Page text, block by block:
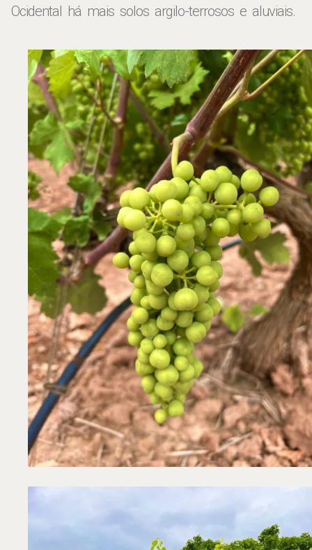
Ocidental há mais solos argilo-terrosos e aluviais.